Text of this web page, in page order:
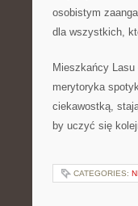
osobistym
dla wszystkich,
Mieszkańcy
merytoryka
ciekawostką,
by uczyć się
CATEGORIES: